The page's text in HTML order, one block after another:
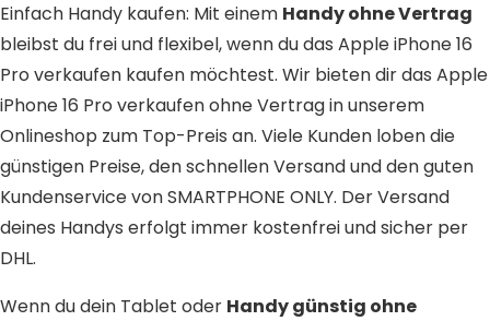
Einfach Handy kaufen: Mit einem Handy ohne Vertrag
bleibst du frei und flexibel, wenn du das Apple iPhone 16
Pro verkaufen kaufen möchtest. Wir bieten dir das Apple
iPhone 16 Pro verkaufen ohne Vertrag in unserem
Onlineshop zum Top-Preis an. Viele Kunden loben die
günstigen Preise, den schnellen Versand und den guten
Kundenservice von SMARTPHONE ONLY. Der Versand
deines Handys erfolgt immer kostenfrei und sicher per
DHL.
Wenn du dein Tablet oder Handy günstig ohne